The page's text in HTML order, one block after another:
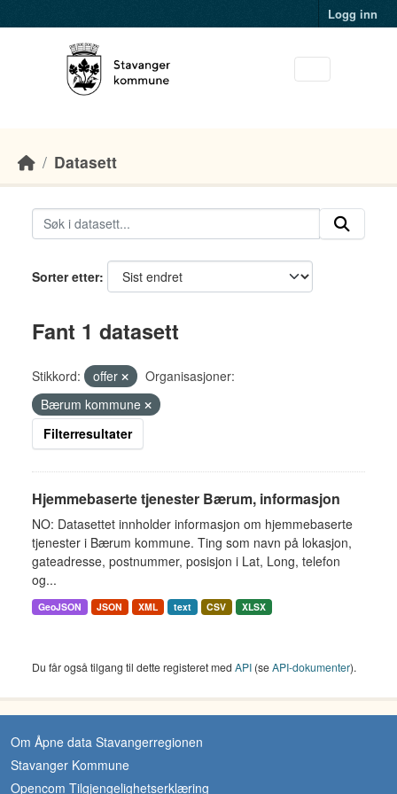
Logg inn
Datasett
Sorter etter
Fant 1 datasett
Stikkord: offer
Organisasjoner:
Bærum kommune
Filterresultater
Hjemmebaserte tjenester Bærum, informasjon
NO: Datasettet innholder informasjon om hjemmebaserte
tjenester i Bærum kommune. Ting som navn på lokasjon,
gateadresse, postnummer, posisjon i Lat, Long, telefon
og...
GeoJSON JSON XML text CSV XLSX
Du får også tilgang til dette registeret med API (seAPI-dokumenter).
Om Åpne data Stavangerregionen
Stavanger Kommune
Opencom Tilgjengelighetserklæring